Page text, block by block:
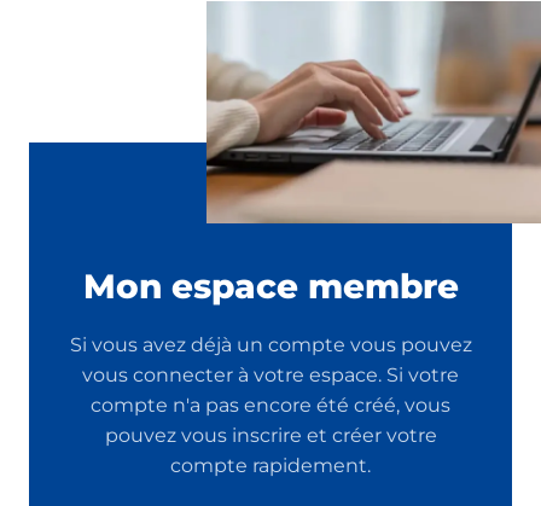
Mon espace membre
Si vous avez déjà un compte vous pouvez
vous connecter à votre espace. Si votre
compte n'a pas encore été créé, vous
pouvez vous inscrire et créer votre
compte rapidement.